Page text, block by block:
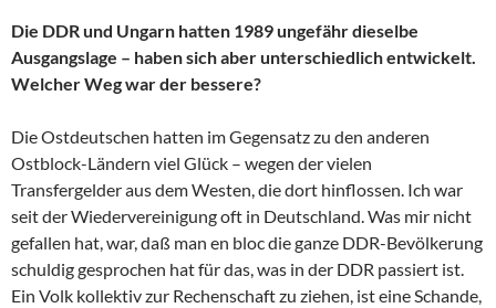
Die DDR und Ungarn hatten 1989 ungefähr dieselbe
Ausgangslage – haben sich aber unterschiedlich entwickelt.
Welcher Weg war der bessere?
Die Ostdeutschen hatten im Gegensatz zu den anderen
Ostblock-Ländern viel Glück – wegen der vielen
Transfergelder aus dem Westen, die dort hinflossen. Ich war
seit der Wiedervereinigung oft in Deutschland. Was mir nicht
gefallen hat, war, daß man en bloc die ganze DDR-Bevölkerung
schuldig gesprochen hat für das, was in der DDR passiert ist.
Ein Volk kollektiv zur Rechenschaft zu ziehen, ist eine Schande,